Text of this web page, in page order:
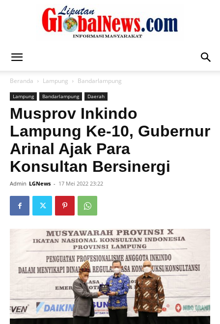
Global
News
Beranda Lampung Bandarlampung
Lampung Bandarlampung Daerah
Musprov Inkindo
Lampung Ke-10, Gubernur
Arinal Ajak Para
Konsultan Bersinergi
Admin LGNews - 17 Mei 2022 23:22